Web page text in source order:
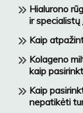
Hialurono
ir
Kaip
Kolageno
kaip
Kaip
nepatikėti